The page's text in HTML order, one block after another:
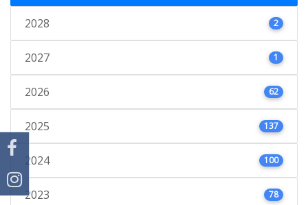
2028 2
2027 1
2026 62
2025 137
2024 100
2023 78